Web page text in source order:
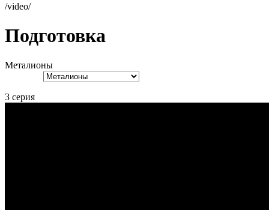
/video/
Подготовка
Металионы
3 серия